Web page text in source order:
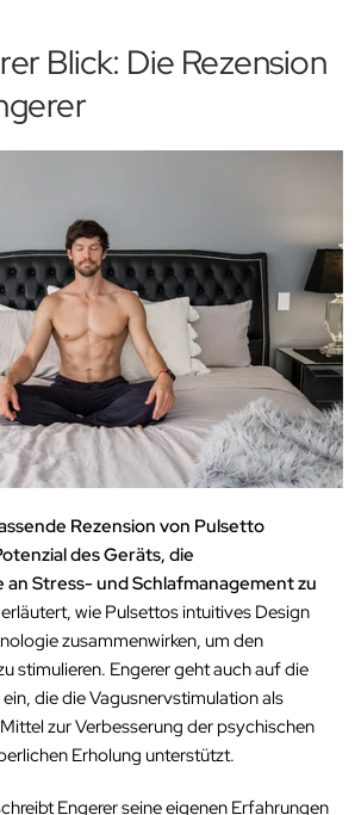
Blick: Die Rezension
Rezension von Pulsetto
des Geräts, die
an Stress- und Schlafmanagement zu
erläutert, wie Pulsettos intuitives Design
zusammenwirken, um den
stimulieren. Engerer geht auch auf die
die die Vagusnervstimulation als
zur Verbesserung der psychischen
Erholung unterstützt.
Engerer seine eigenen Erfahrungen